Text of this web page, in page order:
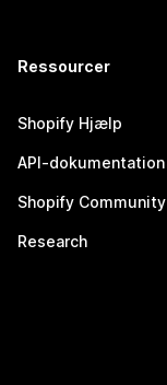
Ressourcer
Shopify Hjælp
API-dokumentation
Shopify Community
Research